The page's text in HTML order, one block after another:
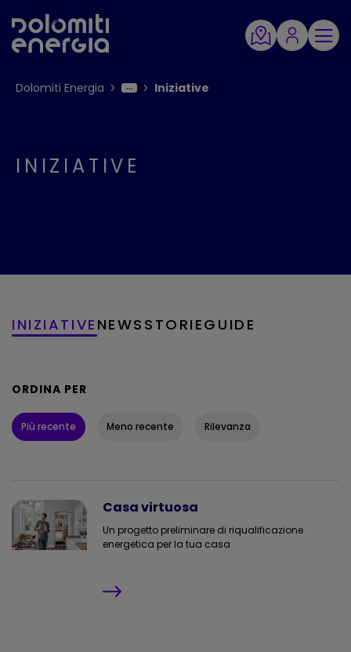
Dolomiti Energia Iniziative
INIZIATIVE
INIZIATIVE NEWS STORIEGUIDE
ORDINA PER
Più recente Meno recente Rilevanza
Casa virtuosa
Un progetto preliminare di riqualificazione
energetica per la tua casa